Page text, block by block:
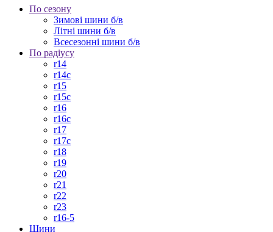
По сезону
Зимові шини б/в
Літні шини б/в
Всесезонні шини б/в
По радіусу
r14
r14c
r15
r15c
r16
r16c
r17
r17c
r18
r19
r20
r21
r22
r23
r16-5
Шини